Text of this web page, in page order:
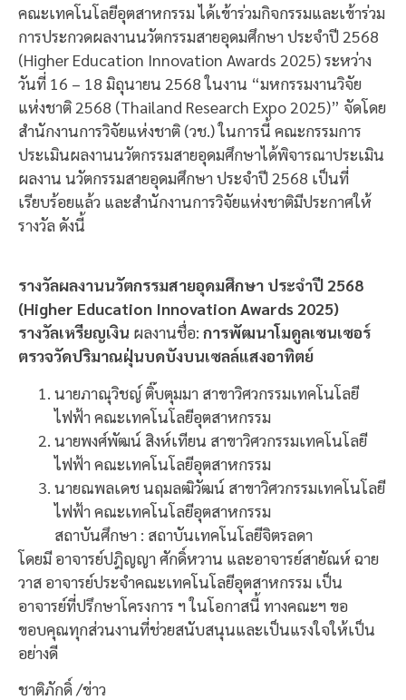
คณะเทคโนโลยีอุตสาหกรรม ได้เข้าร่วมกิจกรรมและเข้าร่วม
การประกวดผลงานนวัตกรรมสายอุดมศึกษา ประจำปี 2568
(Higher Education Innovation Awards 2025) ระหว่าง
วันที่ 16 – 18 มิถุนายน 2568 ในงาน “มหกรรมงานวิจัย
แห่งชาติ 2568 (Thailand Research Expo 2025)” จัดโดย
สำนักงานการวิจัยแห่งชาติ (วช.) ในการนี้ คณะกรรมการ
ประเมินผลงานนวัตกรรมสายอุดมศึกษาได้พิจารณาประเมิน
ผลงาน นวัตกรรมสายอุดมศึกษา ประจำปี 2568 เป็นที่
เรียบร้อยแล้ว และสำนักงานการวิจัยแห่งชาติมีประกาศให้
รางวัล ดังนี้
รางวัลผลงานนวัตกรรมสายอุดมศึกษา ประจำปี 2568
(Higher Education Innovation Awards 2025)
รางวัลเหรียญเงิน ผลงานชื่อ: การพัฒนาโมดูลเซนเซอร์
ตรวจวัดปริมาณฝุ่นบดบังบนเซลล์แสงอาทิตย์
นายภาณุวิชญ์ ติ๊บตุมมา สาขาวิศวกรรมเทคโนโลยี
ไฟฟ้า คณะเทคโนโลยีอุตสาหกรรม
นายพงศ์พัฒน์ สิงห์เทียน สาขาวิศวกรรมเทคโนโลยี
ไฟฟ้า คณะเทคโนโลยีอุตสาหกรรม
นายณพลเดช นฤมลฒิวัฒน์ สาขาวิศวกรรมเทคโนโลยี
ไฟฟ้า คณะเทคโนโลยีอุตสาหกรรม
สถาบันศึกษา : สถาบันเทคโนโลยีจิตรลดา
โดยมี อาจารย์ปฎิญญา ศักดิ์หวาน และอาจารย์สายัณห์ ฉาย
วาส อาจารย์ประจำคณะเทคโนโลยีอุตสาหกรรม เป็น
อาจารย์ที่ปรึกษาโครงการ ฯ ในโอกาสนี้ ทางคณะฯ ขอ
ขอบคุณทุกส่วนงานที่ช่วยสนับสนุนและเป็นแรงใจให้เป็น
อย่างดี
ชาติภักดิ์ /ข่าว